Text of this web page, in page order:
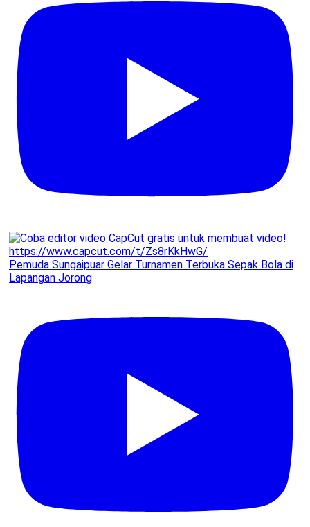
Pemuda Sungaipuar Gelar Turnamen Terbuka Sepak Bola di
Lapangan Jorong